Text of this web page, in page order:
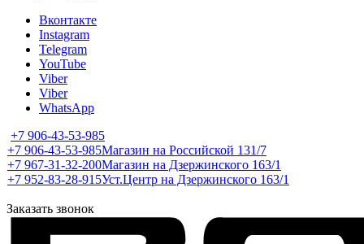
Вконтакте
Instagram
Telegram
YouTube
Viber
Viber
WhatsApp
+7 906-43-53-985
+7 906-43-53-985Магазин на Российской 131/7
+7 967-31-32-200Магазин на Дзержинского 163/1
+7 952-83-28-915Уст.Центр на Дзержинского 163/1
Заказать звонок